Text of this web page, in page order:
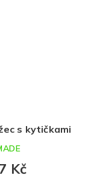
s kytičkami
Kč